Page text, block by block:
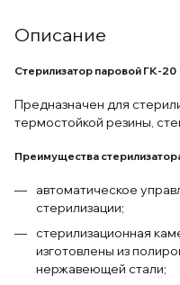
Описание
Стерилизатор паровой ГК-20
Предназначен для
термостойкой резины,
Преимущества
автоматическое
стерилизации;
стерилизационная
изготовлены из
нержавеющей стали;